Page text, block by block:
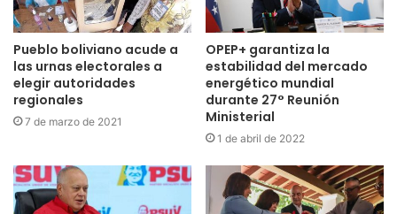
Pueblo boliviano acude a
las urnas electorales a
elegir autoridades
regionales
7 de marzo de 2021
OPEP+ garantiza la
estabilidad del mercado
energético mundial
durante 27° Reunión
Ministerial
1 de abril de 2022